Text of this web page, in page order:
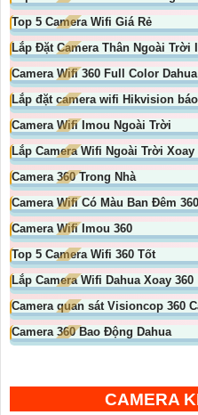
Top 5 Camera Wifi Giá Rẻ
Lắp Đặt Camera Thân Ngoài Trời
Camera Wifi 360 Full Color Dahua
Lắp đặt camera wifi Hikvision
Camera Wifi Imou Ngoài Trời
Lắp Camera Wifi Ngoài Trời Xoay
Camera 360 Trong Nhà
Camera Wifi Có Màu Ban Đêm 360
Camera Wifi Imou 360
Top 5 Camera Wifi 360 Tốt
Lắp Camera Wifi Dahua Xoay 360
Camera quan sát Visioncop 360
Camera 360 Bao Động Dahua
CAMERA